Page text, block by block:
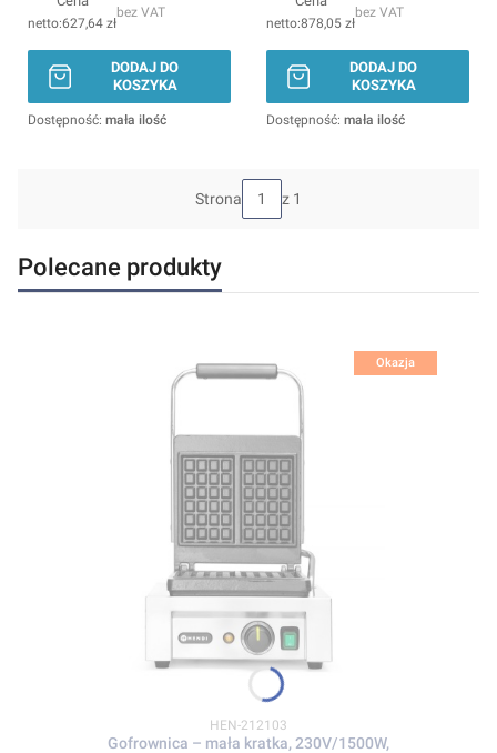
627,64 zł
bez VAT
DODAJ DO
KOSZYKA
Dostępność: mała ilość
878,05 zł
bez VAT
DODAJ DO
KOSZYKA
Dostępność: mała ilość
Strona z 1
Polecane produkty
Okazja
Kod produktu
HEN-212103
Gofrownica – mała kratka, 230V/1500W,